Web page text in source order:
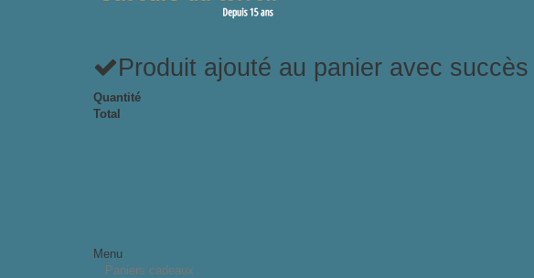
Produit ajouté au panier avec succès
Quantité
Total
Menu
Paniers cadeaux